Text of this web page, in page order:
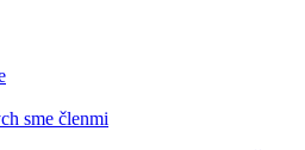
sme členmi